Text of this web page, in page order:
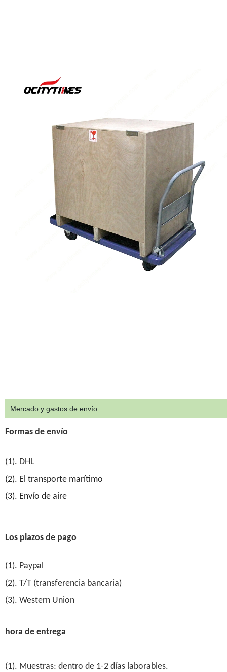
Mercado y gastos de envío
Formas de envío
(1). DHL
(2). El transporte marítimo
(3). Envío de aire
Los plazos de pago
(1). Paypal
(2). T/T (transferencia bancaria)
(3). Western Union
hora de entrega
(1). Muestras: dentro de 1-2 días laborables.